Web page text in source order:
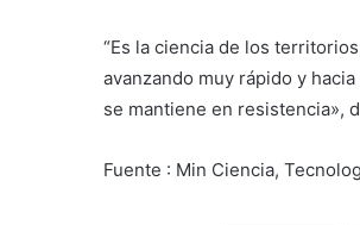
“Es la ciencia de los
avanzando muy rápido y
se mantiene en resistencia»,
Fuente : Min Ciencia,